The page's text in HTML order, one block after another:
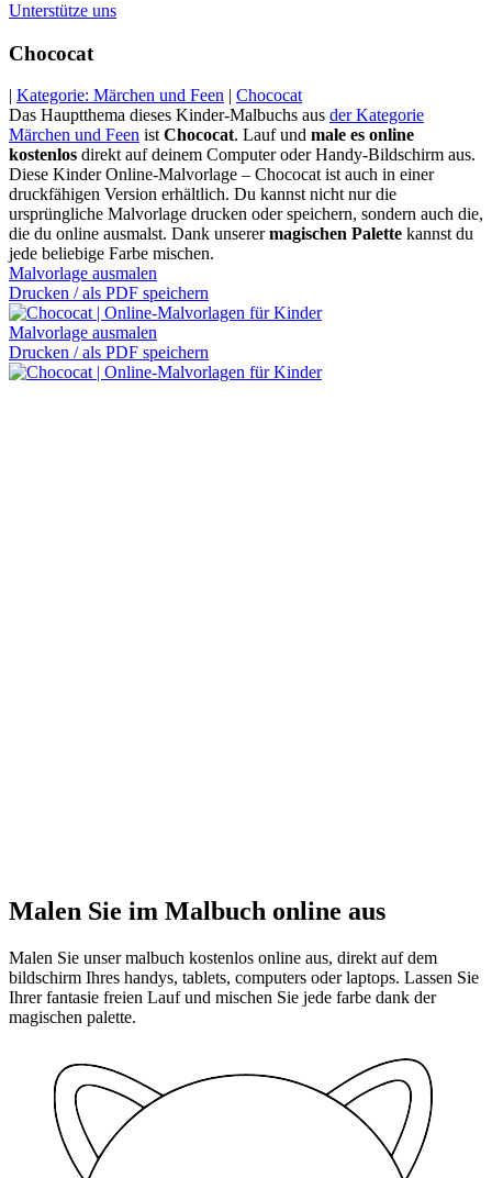
Unterstütze uns
Chococat
| Kategorie: Märchen und Feen | Chococat
Das Hauptthema dieses Kinder-Malbuchs aus der Kategorie
Märchen und Feen istChococat. Lauf und male es online
kostenlos direkt auf deinem Computer oder Handy-Bildschirm aus.
Diese Kinder Online-Malvorlage – Chococat ist auch in einer
druckfähigen Version erhältlich. Du kannst nicht nur die
ursprüngliche Malvorlage drucken oder speichern, sondern auch die,
die du online ausmalst. Dank unserermagischen Palette kannst du
jede beliebige Farbe mischen.
Malvorlage ausmalen
Drucken / als PDF speichern
Malvorlage ausmalen
Drucken / als PDF speichern
Malen Sie im Malbuch online aus
Malen Sie unser malbuch kostenlos online aus, direkt auf dem
bildschirm Ihres handys, tablets, computers oder laptops. Lassen Sie
Ihrer fantasie freien Lauf und mischen Sie jede farbe dank der
magischen palette.